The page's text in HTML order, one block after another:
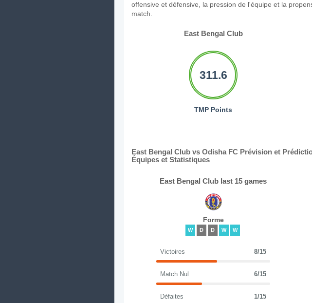
offensive et défensive, la pression de l'équipe et la
match.
East Bengal Club
311.6
TMP Points
East Bengal Club vs Odisha FC Prévision et
Équipes et Statistiques
East Bengal Club last 15 games
Forme
W D D W W
Victoires 8/15
Match Nul 6/15
Défaites 1/15